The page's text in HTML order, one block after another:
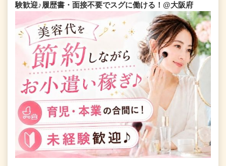
験歓迎♪履歴書・面接不要でスグに働ける！@大阪府